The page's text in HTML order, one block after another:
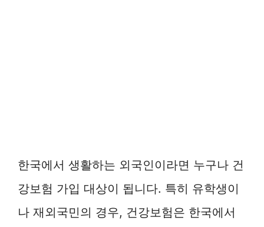
한국에서 생활하는 외국인이라면 누구나 건
강보험 가입 대상이 됩니다. 특히 유학생이
나 재외국민의 경우, 건강보험은 한국에서